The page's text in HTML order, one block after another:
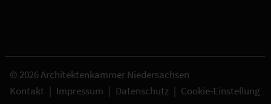
© 2026 Architektenkammer Niedersachsen
Kontakt | Impressum | Datenschutz | Cookie-Einstellung